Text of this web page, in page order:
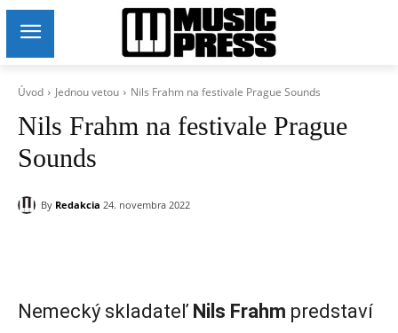
Úvod Jednou vetou Nils Frahm na festivale Prague Sounds
Nils Frahm na festivale Prague
Sounds
By Redakcia 24. novembra 2022
Nemecký skladateľ Nils Frahm predstaví